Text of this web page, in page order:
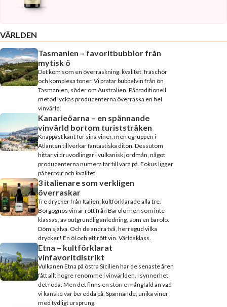
VÄRLDEN
Tasmanien – favoritbubblor från
mytisk ö
Det kom som en överraskning: kvalitet, fräschör
och komplexa toner. Vi pratar bubbelvin från ön
Tasmanien, söder om Australien. På traditionell
metod lyckas producenterna överraska en hel
vinvärld.
Kanarieöarna – en spännande
vinvärld bortom turiststråken
Knappast känt för sina viner, men ögruppen i
Atlanten tillverkar fantastiska diton. Dessutom
hittar vi druvodlingar i vulkanisk jordmån, något
producenterna numera tar till vara på. Fokus ligger
på terroir och kvalitet.
3 italienare som verkligen
överraskar
Tre drycker från Italien, kultförklarade alla tre.
Borgognos vin är rött från Barolo men som inte
klassas, av outgrundlig anledning, som en barolo.
Döm själva. Och de andra två, herregud vilka
drycker! En öl och ett rött vin. Världsklass.
Etna – kultförklarat
vinfavoritdistrikt
Vulkanen Etna på östra Sicilien har de senaste åren
fått allt högre renommé i vinvärlden. I synnerhet
det röda. Men det finns en större mångfald än vad
vi kanske var beredda på. Spännande, unika viner
med tydligt ursprung.